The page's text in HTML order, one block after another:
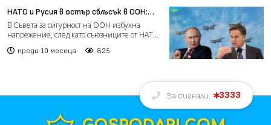
НАТО и Русия в остър сблъсък в ООН:
размениха обвинения за нарушения на
въздушното пространство
В Съвета за сигурност на ООН избухна
напрежение, след като съюзниците от НАТО
преди 10 месеца 825
За сигнали: 3333